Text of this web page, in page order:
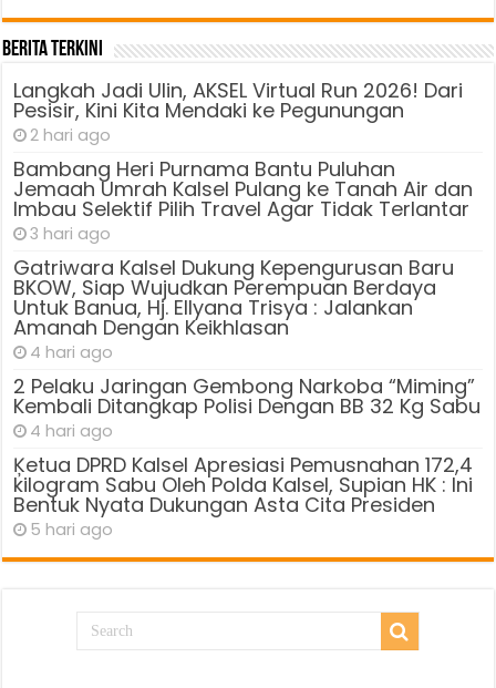
Berita Terkini
Langkah Jadi Ulin, AKSEL Virtual Run 2026! Dari
Pesisir, Kini Kita Mendaki ke Pegunungan
2 hari ago
Bambang Heri Purnama Bantu Puluhan
Jemaah Umrah Kalsel Pulang ke Tanah Air dan
Imbau Selektif Pilih Travel Agar Tidak Terlantar
3 hari ago
Gatriwara Kalsel Dukung Kepengurusan Baru
BKOW, Siap Wujudkan Perempuan Berdaya
Untuk Banua, Hj. Ellyana Trisya : Jalankan
Amanah Dengan Keikhlasan
4 hari ago
2 Pelaku Jaringan Gembong Narkoba “Miming”
Kembali Ditangkap Polisi Dengan BB 32 Kg Sabu
4 hari ago
Ķetua DPRD Kalsel Apresiasi Pemusnahan 172,4
kilogram Sabu Oleh Polda Kalsel, Supian HK : Ini
Bentuk Nyata Dukungan Asta Cita Presiden
5 hari ago